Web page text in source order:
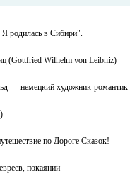
родилась в Сибири".
(Gottfried Wilhelm von Leibniz)
— немецкий художник-романтик
по Дороге Сказок!
покаянии